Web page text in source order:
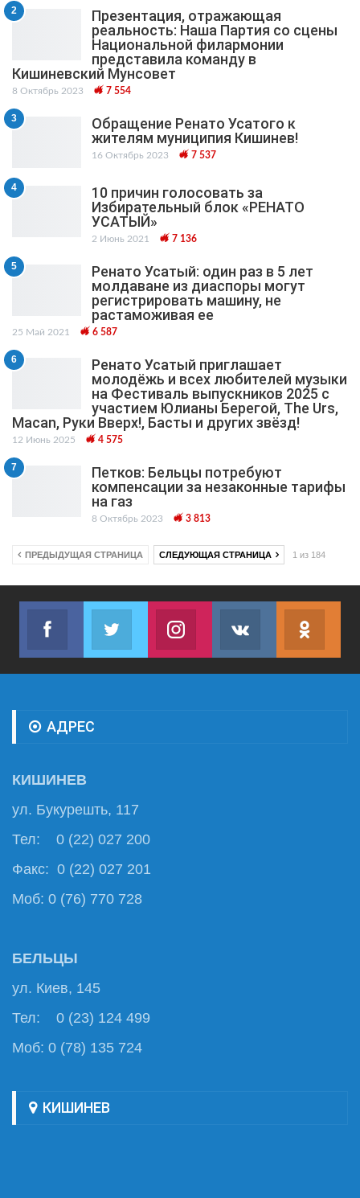
2
Презентация, отражающая
реальность: Наша Партия со сцены
Национальной филармонии
представила команду в
Кишиневский Мунсовет
8 Октябрь 2023 7 554
3
Обращение Ренато Усатого к
жителям муниципия Кишинев!
16 Октябрь 2023 7 537
4
10 причин голосовать за
Избирательный блок «РЕНАТО
УСАТЫЙ»
2 Июнь 2021 7 136
5
Ренато Усатый: один раз в 5 лет
молдаване из диаспоры могут
регистрировать машину, не
растаможивая ее
25 Май 2021 6 587
6
Ренато Усатый приглашает
молодёжь и всех любителей музыки
на Фестиваль выпускников 2025 с
участием Юлианы Берегой, The Urs,
Macan, Руки Вверх!, Басты и других звёзд!
12 Июнь 2025 4 575
7
Петков: Бельцы потребуют
компенсации за незаконные тарифы
на газ
8 Октябрь 2023 3 813
ПРЕДЫДУЩАЯ СТРАНИЦА СЛЕДУЮЩАЯ СТРАНИЦА 1 из 184
Facebook
Join us on Facebook
Twitter
Join us on TwitterJoin us on InstagramJoin us on VK
АДРЕС
КИШИНЕВ
ул. Букурешть, 117
Тел: 0 (22) 027 200
Факс: 0 (22) 027 201
Моб: 0 (76) 770 728
БЕЛЬЦЫ
ул. Киев, 145
Тел: 0 (23) 124 499
Моб: 0 (78) 135 724
КИШИНЕВ